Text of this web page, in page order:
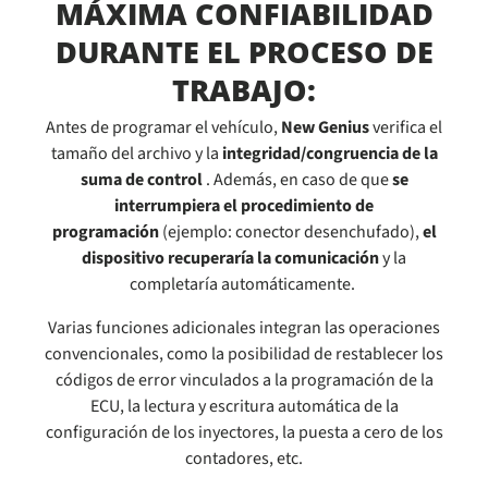
MÁXIMA CONFIABILIDAD
DURANTE EL PROCESO DE
TRABAJO:
Antes de programar el vehículo,New Geniusverifica el
tamaño del archivo y la integridad/congruencia de la
suma de control. Además, en caso de quese
interrumpiera el procedimiento de
programación(ejemplo: conector desenchufado),el
dispositivo recuperaría la comunicacióny la
completaría automáticamente.
Varias funciones adicionales integran las operaciones
convencionales, como la posibilidad de restablecer los
códigos de error vinculados a la programación de la
ECU, la lectura y escritura automática de la
configuración de los inyectores, la puesta a cero de los
contadores, etc.